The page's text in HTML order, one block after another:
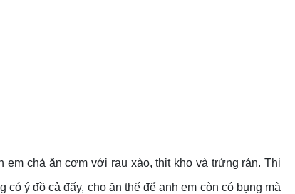
chả ăn cơm với rau xào, thịt kho và trứng rán. Thi
ý đồ cả đấy, cho ăn thế để anh em còn có bụng mà